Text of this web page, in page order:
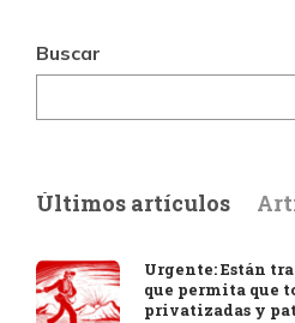
Buscar
Últimos artículos
Urgente: Están
que permita que
privatizadas y